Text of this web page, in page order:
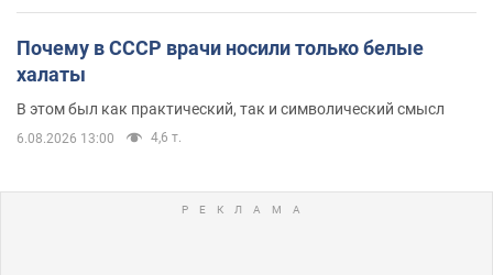
Почему в СССР врачи носили только белые
халаты
В этом был как практический, так и символический смысл
6.08.2026 13:00 4,6 т.